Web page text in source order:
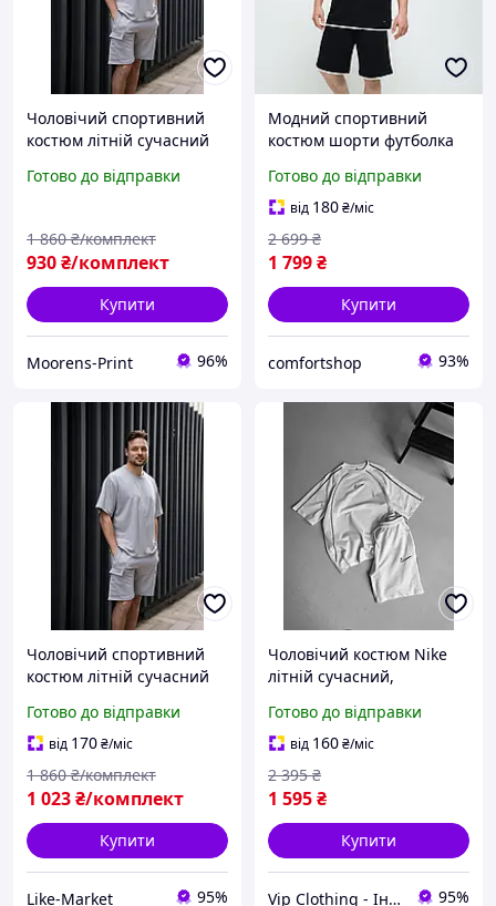
Чоловічий спортивний
костюм літній сучасний
футболка якісний світло-
Готово до відправки
930₴/комплект
1 860 ₴/комплект
Купити
Moorens-Print 96%
Модний спортивний
костюм шорти футболка
чоловічий костюм літній
сучасний з коротким
рукавом
Готово до відправки
від 180₴/міс
1 799₴
2 699 ₴
Купити
comfortshop 93%
Чоловічий спортивний
костюм літній сучасний
футболка якісний світло-
сірого кольору LikeM
Готово до відправки
від 170₴/міс
1 023₴/комплект
1 860 ₴/комплект
Купити
Like-Market 95%
Чоловічий костюм Nike
літній сучасний,
Найк у білому кольорі,
Унікальні шорти та
футболка для прогулянок
Готово до відправки
від 160₴/міс
1 595₴
2 395 ₴
Купити
Vip Clothing - Інтернет магазин брендового одягу 95%